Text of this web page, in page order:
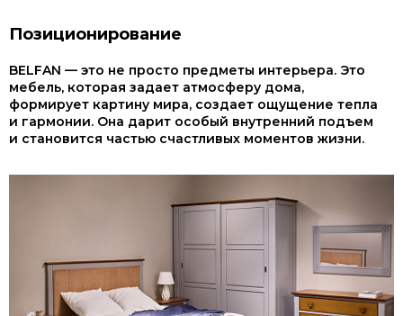
Позиционирование
BELFAN — это не просто предметы интерьера. Это
мебель, которая задает атмосферу дома,
формирует картину мира, создает ощущение тепла
и гармонии. Она дарит особый внутренний подъем
и становится частью счастливых моментов жизни.